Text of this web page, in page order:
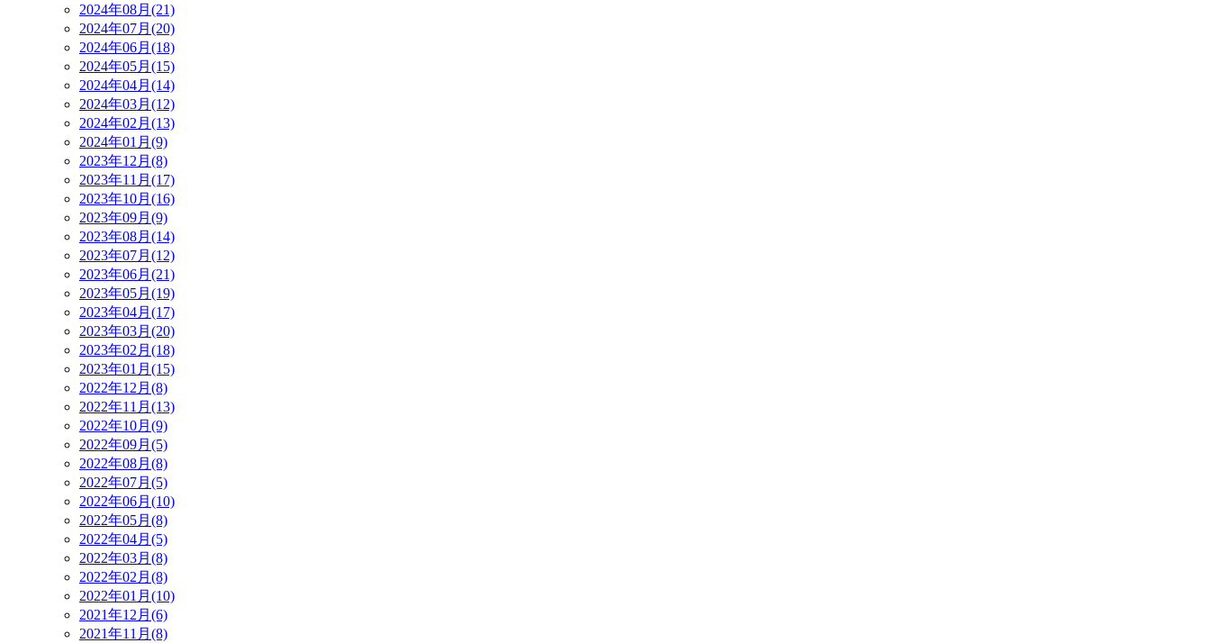
2024年08月(21)
2024年07月(20)
2024年06月(18)
2024年05月(15)
2024年04月(14)
2024年03月(12)
2024年02月(13)
2024年01月(9)
2023年12月(8)
2023年11月(17)
2023年10月(16)
2023年09月(9)
2023年08月(14)
2023年07月(12)
2023年06月(21)
2023年05月(19)
2023年04月(17)
2023年03月(20)
2023年02月(18)
2023年01月(15)
2022年12月(8)
2022年11月(13)
2022年10月(9)
2022年09月(5)
2022年08月(8)
2022年07月(5)
2022年06月(10)
2022年05月(8)
2022年04月(5)
2022年03月(8)
2022年02月(8)
2022年01月(10)
2021年12月(6)
2021年11月(8)